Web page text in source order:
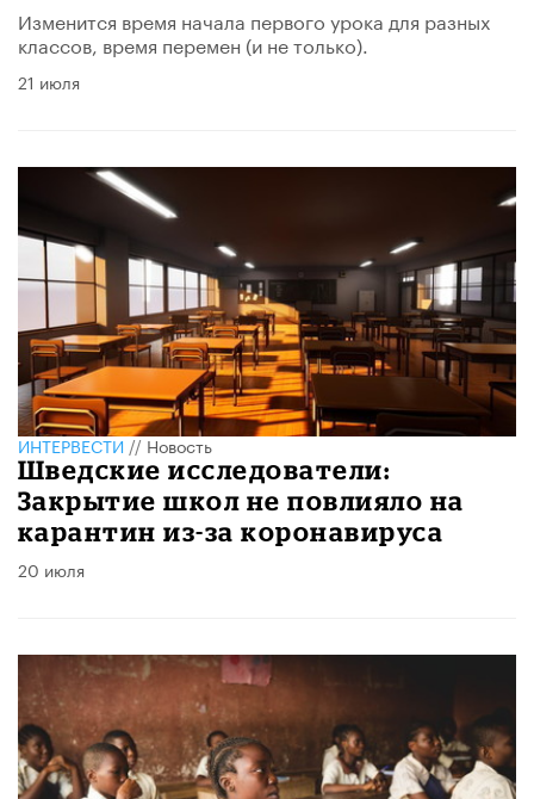
Изменится время начала первого урока для разных
классов, время перемен (и не только).
21 июля
ИНТЕРВЕСТИ//Новость
Шведские исследователи:
Закрытие школ не повлияло на
карантин из-за коронавируса
20 июля